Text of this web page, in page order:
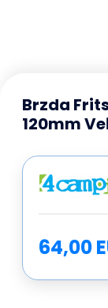
Brzda
120mm
64,00